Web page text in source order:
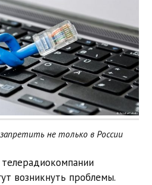
не только в России
возникнуть проблемы.